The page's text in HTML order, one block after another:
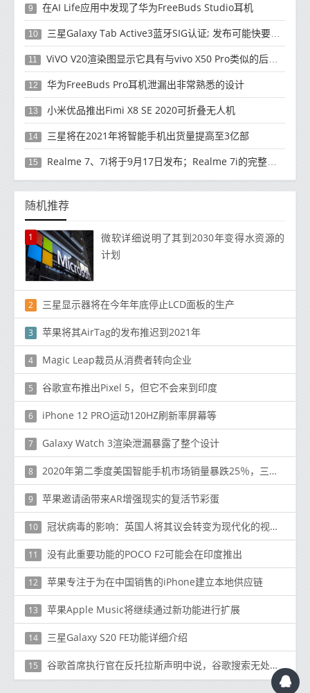
9 在AI Life应用中发现了华为FreeBuds Studio耳机
10 三星Galaxy Tab Active3蓝牙SIG认证; 发布可能快要结束了
11 ViVO V20渲染图显示它具有与vivo X50 Pro类似的后部设计
12 华为FreeBuds Pro耳机泄漏出非常熟悉的设计
13 小米优品推出Fimi X8 SE 2020可折叠无人机
14 三星将在2021年将智能手机出货量提高至3亿部
15 Realme 7、7i将于9月17日发布；Realme 7i的完整规格并导致泄漏
随机推荐
1
微软详细说明了其到2030年变得水资源的
计划
2 三星显示器将在今年年底停止LCD面板的生产
3 苹果将​​其AirTag的发布推迟到2021年
4 Magic Leap裁员从消费者转向企业
5 谷歌宣布推出Pixel 5，但它不会来到印度
6 iPhone 12 PRO运动120HZ刷新率屏幕等
7 Galaxy Watch 3渲染泄漏暴露了整个设计
8 2020年第二季度美国智能手机市场销量暴跌25％，三星受影响最小
9 苹果邀请函带来AR增强现实的复活节彩蛋
10 冠状病毒的影响：英国人将其议会转变为现代化的视频会议中心
11 没有此重要功能的POCO F2可能会在印​​度推出
12 苹果专注于为在中国销售的iPhone建立本地供应链
13 苹果Apple Music将继续通过新功能进行扩展
14 三星Galaxy S20 FE功能详细介绍
15 谷歌首席执行官在反托拉斯声明中说，谷歌搜索无处不在